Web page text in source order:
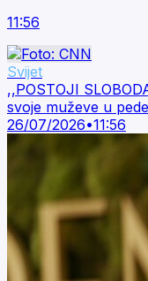
11:56
Svijet
,,POSTOJI
svoje muževe u
26/07/2026•11:56